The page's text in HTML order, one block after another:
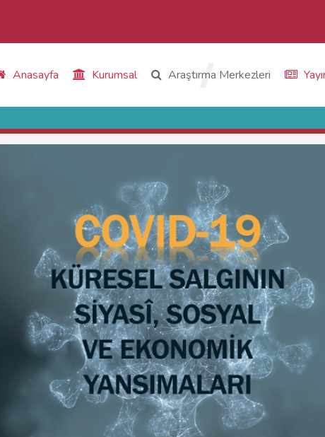
Anasayfa Kurumsal Araştırma Merkezleri